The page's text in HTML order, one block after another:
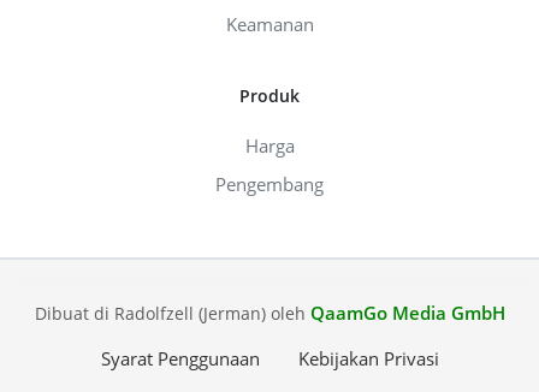
Keamanan
Produk
Harga
Pengembang
Dibuat di Radolfzell (Jerman) oleh QaamGo Media GmbH
Syarat Penggunaan
Kebijakan Privasi